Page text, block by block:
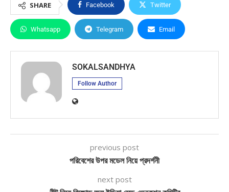
SHARE Facebook Twitter
Whatsapp Telegram Email
SOKALSANDHYA
Follow Author
previous post
পরিবেশের উপর মডেল নিয়ে প্রদর্শনী
next post